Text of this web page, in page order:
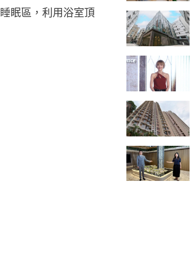
眠區，利用浴室頂